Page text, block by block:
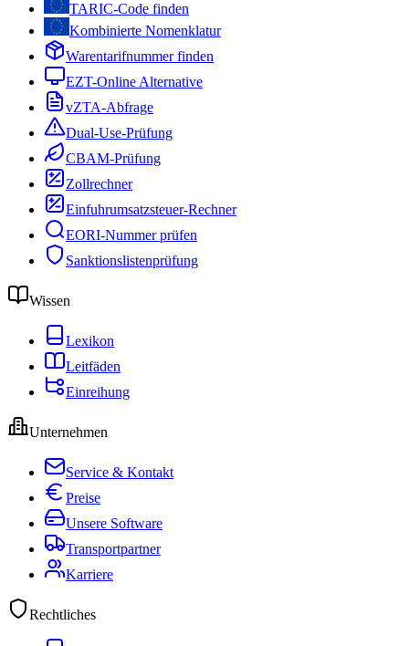
TARIC-Code finden
Kombinierte Nomenklatur
Warentarifnummer finden
EZT-Online Alternative
vZTA-Abfrage
Dual-Use-Prüfung
CBAM-Prüfung
Zollrechner
Einfuhrumsatzsteuer-Rechner
EORI-Nummer prüfen
Sanktionslistenprüfung
Wissen
Lexikon
Leitfäden
Einreihung
Unternehmen
Service & Kontakt
Preise
Unsere Software
Transportpartner
Karriere
Rechtliches